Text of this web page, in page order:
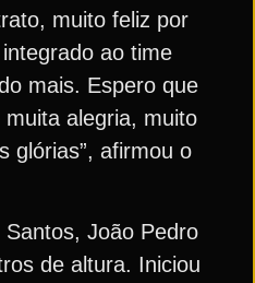
muito feliz por
ao time
mais. Espero que
alegria, muito
glórias”, afirmou o
João Pedro
de altura. Iniciou